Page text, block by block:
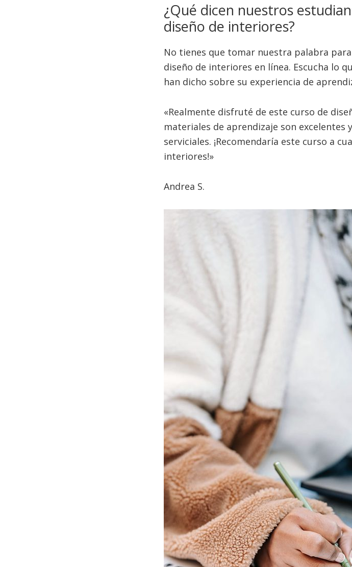
¿Qué dicen nuestros
diseño de interiores?
No tienes que tomar nuestra palabra
diseño de interiores en línea. Escucha lo
han dicho sobre su experiencia de
«Realmente disfruté de este curso de
materiales de aprendizaje son
serviciales. ¡Recomendaría este curso a
interiores!»
Andrea S.